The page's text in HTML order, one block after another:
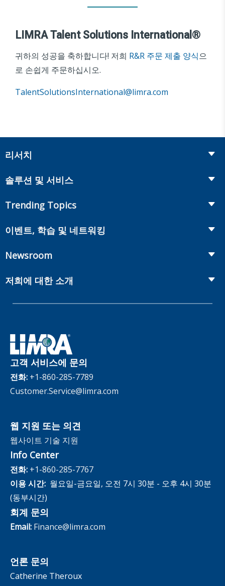
LIMRA Talent Solutions International®
귀하의 성공을 축하합니다! 저희 R&R 주문 제출 양식으
로 손쉽게 주문하십시오.
TalentSolutionsInternational@limra.com
리서치
Insurance
Annuities
Workplace Benefits
Annual Research Agenda
Benchmarks
Experience Studies
InfoCenter
솔루션 및 서비스
Fraud Prevention and Compliance Solutions
Onboarding and Development
Market Development and Monitoring
Trending Topics
Life Insurance
Annuities
Publications & Podcasts
Retirement Income Resources
이벤트, 학습 및 네트워킹
Committees and Study Groups
Newsroom
Fact Tank
Publications and Podcasts
저희에 대한 소개
관리체계
Careers
The InfoCenter
고객 서비스에 문의
전화: +1-860-285-7789
Customer.Service@limra.com
웹 지원 또는 의견
웹사이트 기술 지원
Info Center
전화: +1-860-285-7767
이용 시간: 월요일-금요일, 오전 7시 30분 - 오후 4시 30분
(동부시간)
회계 문의
Email: Finance@limra.com
언론 문의
Catherine Theroux